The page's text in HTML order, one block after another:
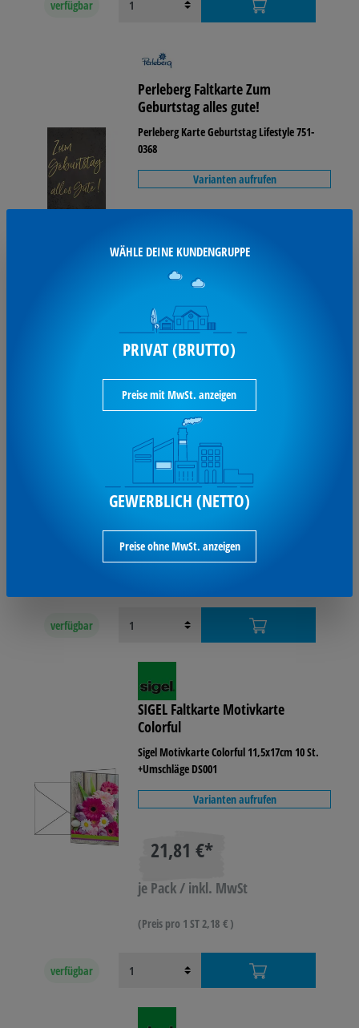
verfügbar
Perleberg Faltkarte Zum
Geburtstag alles gute!
Perleberg Karte Geburtstag Lifestyle 751-
0368
Varianten aufrufen
je Stück / inkl. MwSt
Avery Zweckform Postkarte
Avery Zweckform Postkarte 148x105mm
25St. C32252-25
ab 22,91 €*
je Pack / inkl. MwSt
verfügbar
SIGEL Faltkarte Motivkarte
Colorful
Sigel Motivkarte Colorful 11,5x17cm 10 St.
+Umschläge DS001
Varianten aufrufen
21,81 €*
je Pack / inkl. MwSt
(Preis pro 1 ST 2,18 € )
verfügbar
WÄHLE DEINE KUNDENGRUPPE
PRIVAT (BRUTTO)
Preise mit MwSt. anzeigen
GEWERBLICH (NETTO)
Preise ohne MwSt. anzeigen